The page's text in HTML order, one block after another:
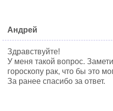
Андрей
Здравствуйте!
У меня такой вопрос.
гороскопу рак, что бы это
За ранее спасибо за ответ.